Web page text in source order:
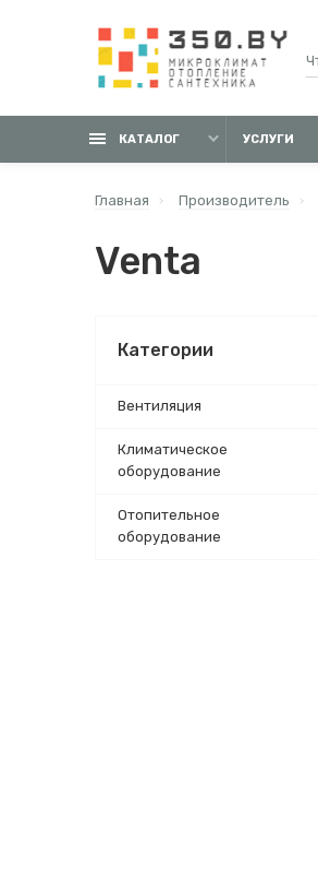
КАТАЛОГ УСЛУГИ
Главная Производитель
Venta
Категории
Вентиляция
Климатическое
оборудование
Отопительное
оборудование